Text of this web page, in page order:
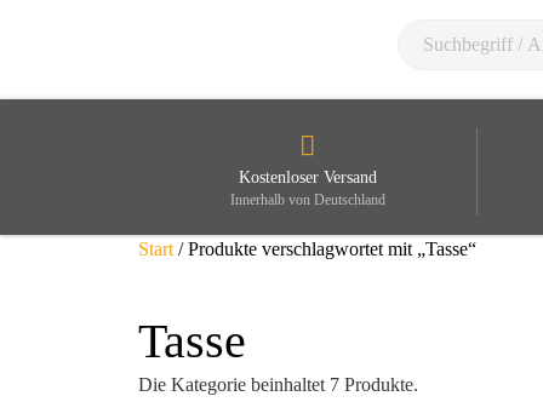
Kostenloser Versand
Innerhalb von Deutschland
Start / Produkte verschlagwortet mit „Tasse“
Tasse
Die Kategorie beinhaltet 7 Produkte.